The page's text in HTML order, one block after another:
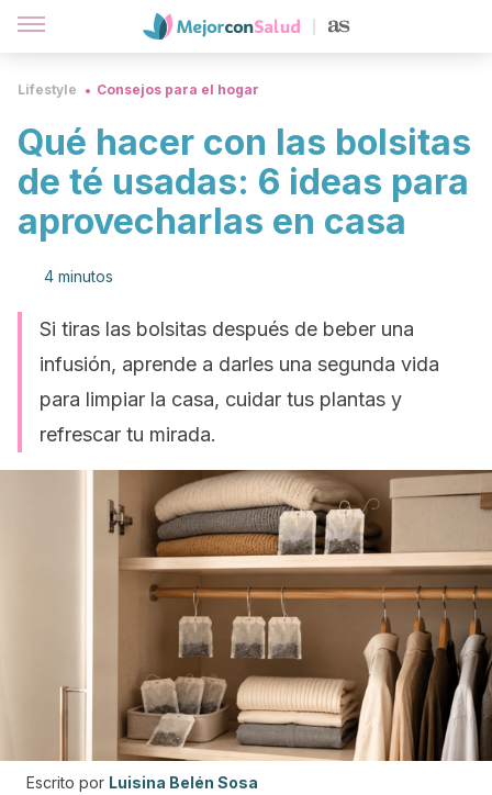
Lifestyle Consejos para el hogar
Qué hacer con las bolsitas
de té usadas: 6 ideas para
aprovecharlas en casa
4 minutos
Si tiras las bolsitas después de beber una
infusión, aprende a darles una segunda vida
para limpiar la casa, cuidar tus plantas y
refrescar tu mirada.
Escrito por Luisina Belén Sosa